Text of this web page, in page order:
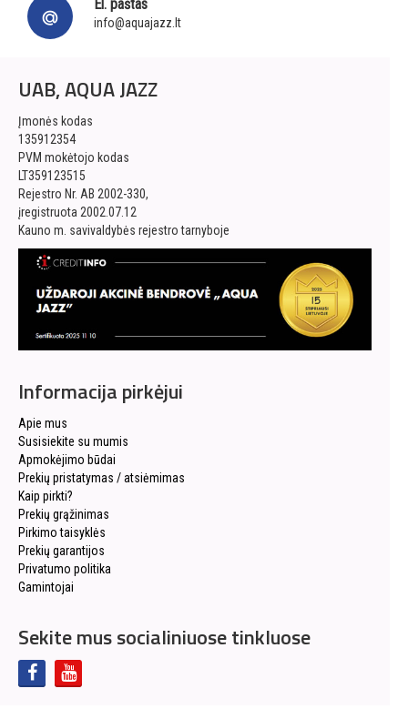
El. paštas
info@aquajazz.lt
UAB, AQUA JAZZ
Įmonės kodas
135912354
PVM mokėtojo kodas
LT359123515
Rejestro Nr. AB 2002-330,
įregistruota 2002.07.12
Kauno m. savivaldybės rejestro tarnyboje
Informacija pirkėjui
Apie mus
Susisiekite su mumis
Apmokėjimo būdai
Prekių pristatymas / atsiėmimas
Kaip pirkti?
Prekių grąžinimas
Pirkimo taisyklės
Prekių garantijos
Privatumo politika
Gamintojai
Sekite mus socialiniuose tinkluose